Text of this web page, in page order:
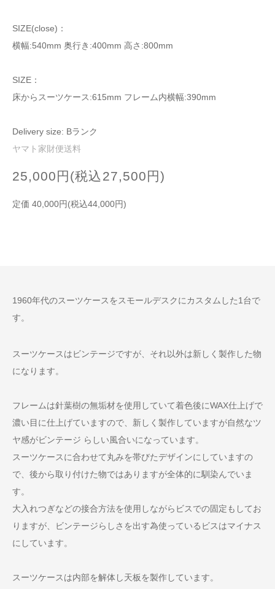
SIZE(close)：
横幅:540mm 奥行き:400mm 高さ:800mm
SIZE：
床からスーツケース:615mm フレーム内横幅:390mm
Delivery size: Bランク
ヤマト家財便送料
25,000円(税込27,500円)
定価 40,000円(税込44,000円)
1960年代のスーツケースをスモールデスクにカスタムした1台で
す。
スーツケースはビンテージですが、それ以外は新しく製作した物
になります。
フレームは針葉樹の無垢材を使用していて着色後にWAX仕上げで
濃い目に仕上げていますので、新しく製作していますが自然なツ
ヤ感がビンテージ らしい風合いになっています。
スーツケースに合わせて丸みを帯びたデザインにしていますの
で、後から取り付けた物ではありますが全体的に馴染んでいま
す。
大入れつぎなどの接合方法を使用しながらビスでの固定もしてお
りますが、ビンテージらしさを出す為使っているビスはマイナス
にしています。
スーツケースは内部を解体し天板を製作しています。